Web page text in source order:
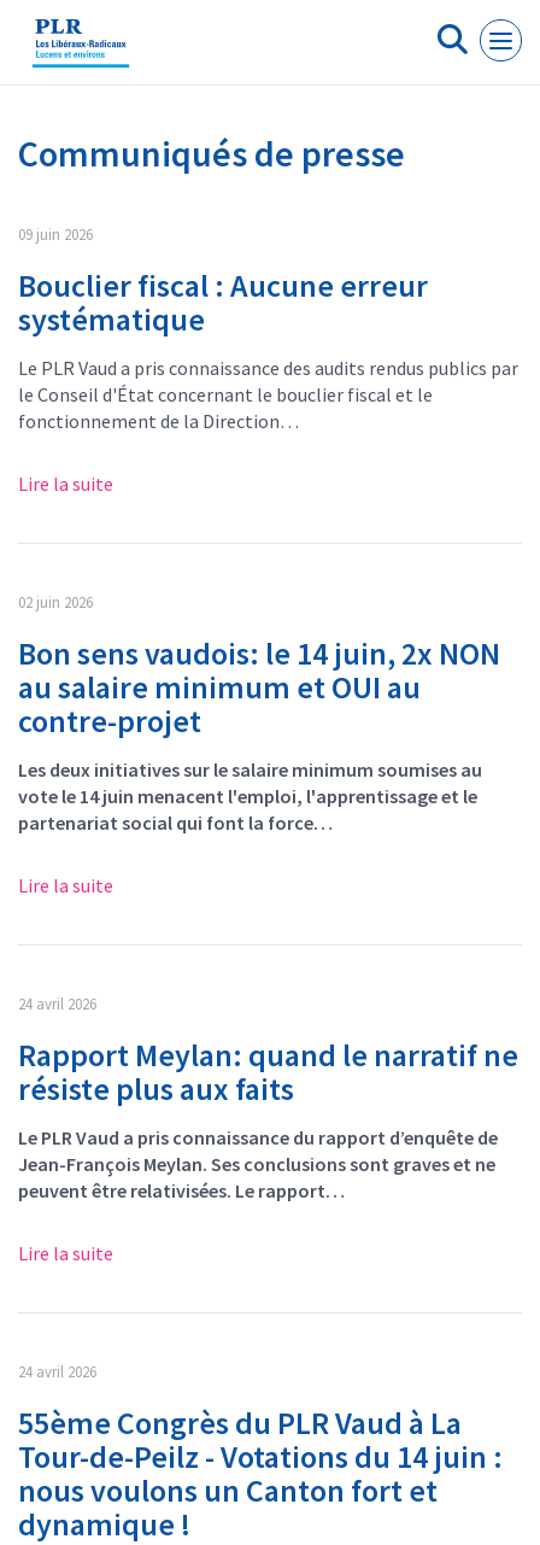
Communiqués de presse
09 juin 2026
Bouclier fiscal : Aucune erreur
systématique
Le PLR Vaud a pris connaissance des audits rendus publics par
le Conseil d'État concernant le bouclier fiscal et le
fonctionnement de la Direction…
Lire la suite
02 juin 2026
Bon sens vaudois: le 14 juin, 2x NON
au salaire minimum et OUI au
contre-projet
Les deux initiatives sur le salaire minimum soumises au
vote le 14 juin menacent l'emploi, l'apprentissage et le
partenariat social qui font la force…
Lire la suite
24 avril 2026
Rapport Meylan: quand le narratif ne
résiste plus aux faits
Le PLR Vaud a pris connaissance du rapport d’enquête de
Jean-François Meylan. Ses conclusions sont graves et ne
peuvent être relativisées. Le rapport…
Lire la suite
24 avril 2026
55ème Congrès du PLR Vaud à La
Tour-de-Peilz - Votations du 14 juin :
nous voulons un Canton fort et
dynamique !
Panneau de gestion des cookies